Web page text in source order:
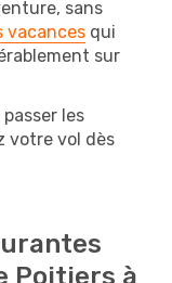
sans
vacances qui
sur
les
votre vol dès
Poitiers à